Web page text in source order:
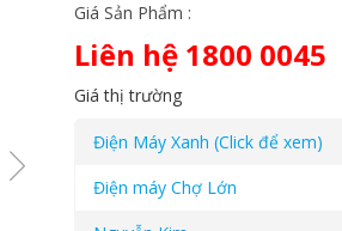
Giá Sản Phẩm :
Liên hệ 1800 0045
Giá thị trường
Điện Máy Xanh (Click để xem)
Điện máy Chợ Lớn